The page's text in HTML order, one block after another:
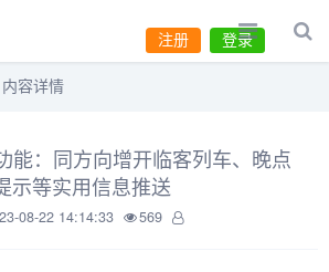
登录
注册
内容详情
能：同方向增开临客列车、晚点
示等实用信息推送
08-22 14:14:33 569